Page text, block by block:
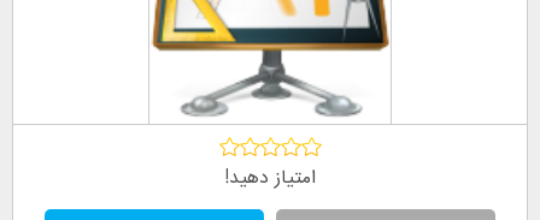
امتیاز دهید!